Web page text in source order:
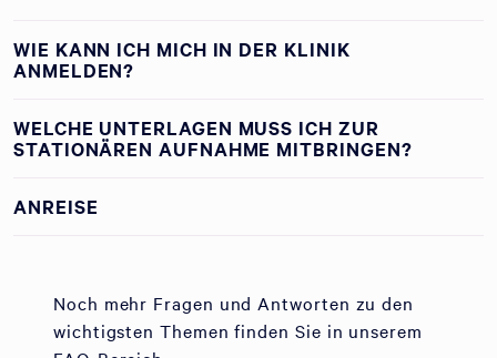
WIE KANN ICH MICH IN DER KLINIK
ANMELDEN?
WELCHE UNTERLAGEN MUSS ICH ZUR
STATIONÄREN AUFNAHME MITBRINGEN?
ANREISE
Noch mehr Fragen und Antworten zu den
wichtigsten Themen finden Sie in unserem